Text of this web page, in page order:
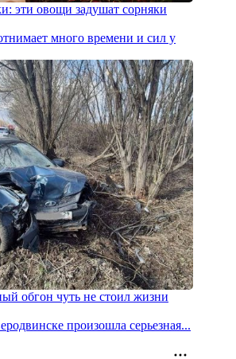
эти овощи задушат сорняки
много времени и сил у
обгон чуть не стоил жизни
произошла серьезная...